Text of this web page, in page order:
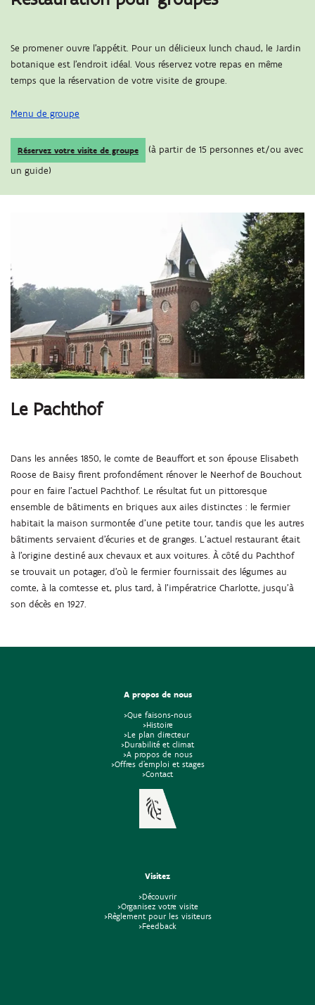
Se promener ouvre l'appétit. Pour un délicieux lunch chaud, le Jardin
botanique est l'endroit idéal. Vous réservez votre repas en même
temps que la réservation de votre visite de groupe.
Menu de groupe
Réservez votre visite de groupe
(à partir de 15 personnes et/ou avec
un guide)
Le Pachthof
Dans les années 1850, le comte de Beauffort et son épouse Elisabeth
Roose de Baisy firent profondément rénover le Neerhof de Bouchout
pour en faire l’actuel Pachthof. Le résultat fut un pittoresque
ensemble de bâtiments en briques aux ailes distinctes : le fermier
habitait la maison surmontée d’une petite tour, tandis que les autres
bâtiments servaient d’écuries et de granges. L’actuel restaurant était
à l’origine destiné aux chevaux et aux voitures. À côté du Pachthof
se trouvait un potager, d’où le fermier fournissait des légumes au
comte, à la comtesse et, plus tard, à l’impératrice Charlotte, jusqu’à
son décès en 1927.
A propos de nous
>Que faisons-nous
>Histoire
>Le plan directeur
>Durabilité et climat
>A propos de nous
>Offres d'emploi et stages
>Contact
Visitez
>Découvrir
>Organisez votre visite
>Règlement pour les visiteurs
>Feedback